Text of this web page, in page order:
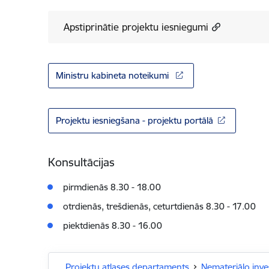
Apstiprinātie projektu iesniegumi
Ministru kabineta noteikumi
Projektu iesniegšana - projektu portālā
Konsultācijas
pirmdienās 8.30 - 18.00
otrdienās, trešdienās, ceturtdienās 8.30 - 17.00
piektdienās 8.30 - 16.00